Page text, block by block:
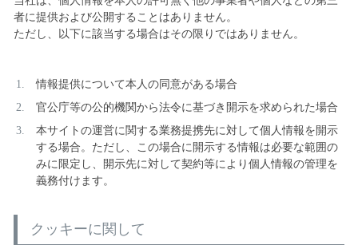
者に提供および公開することはありません。
ただし、以下に該当する場合はその限りではありません。
情報提供について本人の同意がある場合
官公庁等の公的機関から法令に基づき開示を求められた場合
本サイトの運営に関する業務提携先に対して個人情報を開示
する場合。ただし、この場合に開示する情報は必要な範囲の
みに限定し、開示先に対して契約等により個人情報の管理を
義務付けます。
クッキーに関して